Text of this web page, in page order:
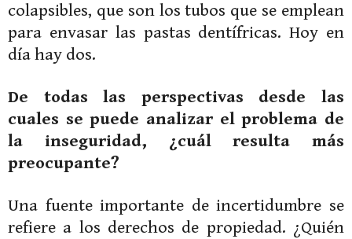
colapsibles, que son los tubos que se emplean
para envasar las pastas dentífricas. Hoy en
día hay dos.
De todas las perspectivas desde las
cuales se puede analizar el problema de
la inseguridad, ¿cuál resulta más
preocupante?
Una fuente importante de incertidumbre se
refiere a los derechos de propiedad. ¿Quién